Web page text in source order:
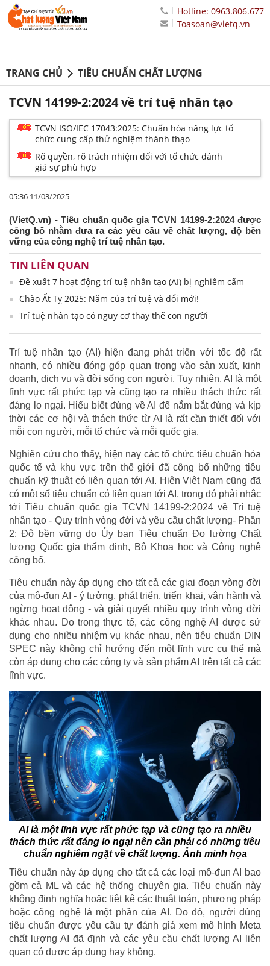
Hotline: 0963.806.677
Toasoan@vietq.vn
TRANG CHỦ TIÊU CHUẨN CHẤT LƯỢNG
TCVN 14199-2:2024 về trí tuệ nhân tạo
TCVN ISO/IEC 17043:2025: Chuẩn hóa năng lực tổ
chức cung cấp thử nghiệm thành thạo
Rõ quyền, rõ trách nhiệm đối với tổ chức đánh
giá sự phù hợp
05:36 11/03/2025
(VietQ.vn) - Tiêu chuẩn quốc gia TCVN 14199-2:2024 được
công bố nhằm đưa ra các yêu cầu về chất lượng, độ bền
vững của công nghệ trí tuệ nhân tạo.
TIN LIÊN QUAN
Đề xuất 7 hoạt động trí tuệ nhân tạo (AI) bị nghiêm cấm
Chào Ất Tỵ 2025: Năm của trí tuệ và đổi mới!
Trí tuệ nhân tạo có nguy cơ thay thế con người
Trí tuệ nhân tạo (AI) hiện đang phát triển với tốc độ rất
nhanh, có nhiều đóng góp quan trọng vào sản xuất, kinh
doanh, dịch vụ và đời sống con người. Tuy nhiên, AI là một
lĩnh vực rất phức tạp và cũng tạo ra nhiều thách thức rất
đáng lo ngại. Hiểu biết đúng về AI để nắm bắt đúng và kịp
thời các cơ hội và thách thức từ AI là rất cần thiết đối với
mỗi con người, mỗi tổ chức và mỗi quốc gia.
Nghiên cứu cho thấy, hiện nay các tổ chức tiêu chuẩn hóa
quốc tế và khu vực trên thế giới đã công bố những tiêu
chuẩn kỹ thuật có liên quan tới AI. Hiện Việt Nam cũng đã
có một số tiêu chuẩn có liên quan tới AI, trong đó phải nhắc
tới Tiêu chuẩn quốc gia TCVN 14199-2:2024 về Trí tuệ
nhân tạo - Quy trình vòng đời và yêu cầu chất lượng- Phần
2: Độ bền vững do Ủy ban Tiêu chuẩn Đo lường Chất
lượng Quốc gia thẩm định, Bộ Khoa học và Công nghệ
công bố.
Tiêu chuẩn này áp dụng cho tất cả các giai đoạn vòng đời
của mô-đun AI - ý tưởng, phát triển, triển khai, vận hành và
ngừng hoạt động - và giải quyết nhiều quy trình vòng đời
khác nhau. Do trong thực tế, các công nghệ AI được sử
dụng cho nhiều nhiệm vụ khác nhau, nên tiêu chuẩn DIN
SPEC này không chỉ hướng đến một lĩnh vực cụ thể mà
còn áp dụng cho các công ty và sản phẩm AI trên tất cả các
lĩnh vực.
AI là một lĩnh vực rất phức tạp và cũng tạo ra nhiều
thách thức rất đáng lo ngại nên cần phải có những tiêu
chuẩn nghiêm ngặt về chất lượng. Ảnh minh họa
Tiêu chuẩn này áp dụng cho tất cả các loại mô-đun AI bao
gồm cả ML và các hệ thống chuyên gia. Tiêu chuẩn này
không định nghĩa hoặc liệt kê các thuật toán, phương pháp
hoặc công nghệ là một phần của AI. Do đó, người dùng
tiêu chuẩn được yêu cầu tự đánh giá xem mô hình Meta
chất lượng AI đã định và các yêu cầu chất lượng AI liên
quan có được áp dụng hay không.